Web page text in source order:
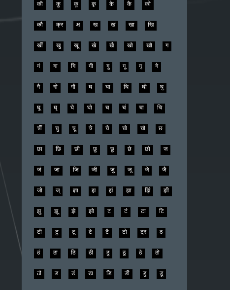
की कु कू कृ के कै को
कौ क्र क्ष ख खं खा खि
खीं खु खू खे खै खो खौ ग
गं गा गि गी गु गू गृ गे
गै गो गौ घ घा घि घी घु
घू घृ घे घो च चं चा चि
चीं चु चू चे चै चो चौ छ
छा छि छी छु छू छे छो ज
जं जा जि जी जु जू जे जै
जो ज् ज्ञा झ झं झा झिं झी
झु झू झे झो ट टं टा टि
टी टु टू टे टै टो ट्र ठ
ठं ठा ठि ठी ठु ठू ठे ठो
ठौ ड डं डा डि डी डु डू